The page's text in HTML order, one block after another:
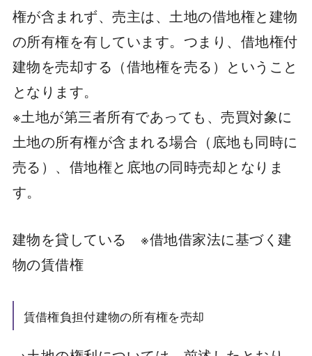
権が含まれず、売主は、土地の借地権と建物
の所有権を有しています。つまり、借地権付
建物を売却する（借地権を売る）ということ
となります。
※土地が第三者所有であっても、売買対象に
土地の所有権が含まれる場合（底地も同時に
売る）、借地権と底地の同時売却となりま
す。
建物を貸している ※借地借家法に基づく建
物の賃借権
賃借権負担付建物の所有権を売却